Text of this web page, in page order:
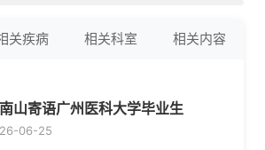
关疾病 相关科室 相关内容
山寄语广州医科大学毕业生
06-25